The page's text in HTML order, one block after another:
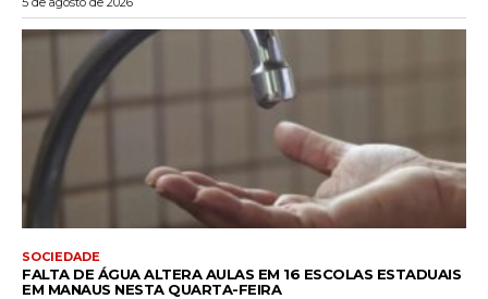
SOCIEDADE
FALTA DE ÁGUA ALTERA AULAS EM 16 ESCOLAS ESTADUAIS
EM MANAUS NESTA QUARTA-FEIRA